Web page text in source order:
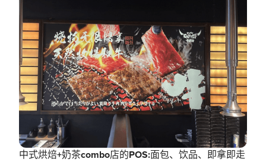
中式烘焙+奶茶combo店的POS:面包、饮品、即拿即走